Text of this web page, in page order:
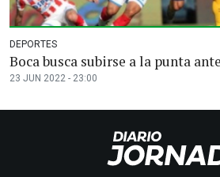
DEPORTES
Boca busca subirse a la punta
23 JUN 2022 - 23:00